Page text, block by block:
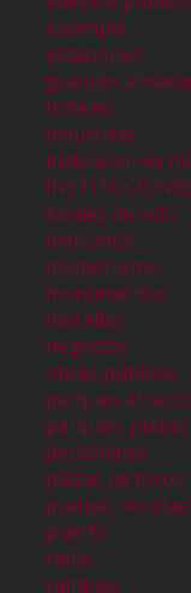
eixample
estaciones
grandes
hoteles
industrias
instalaciones
locales de ocio
mercados
modernismo
monumentos
murallas
negocios
obras públicas
parques
parques,
personajes
plazas de toros
prensa, revistas
puerto
radio
ramblas